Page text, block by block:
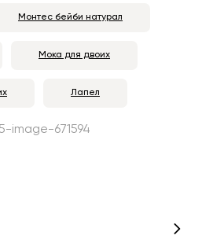
Монтес бейби натурал
Мока для двоих
Лапел